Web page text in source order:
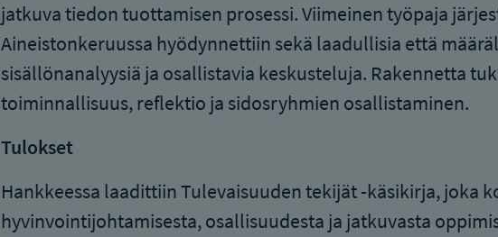
jatkuva tiedon tuottamisen prosessi. Viimeinen työpaja
Aineistonkeruussa hyödynnettiin sekä laadullisia että
sisällönanalyysiä ja osallistavia keskusteluja. Rakennetta
toiminnallisuus, reflektio ja sidosryhmien osallistaminen.
Tulokset
Hankkeessa laadittiin Tulevaisuuden tekijät -käsikirja, joka
hyvinvointijohtamisesta, osallisuudesta ja jatkuvasta